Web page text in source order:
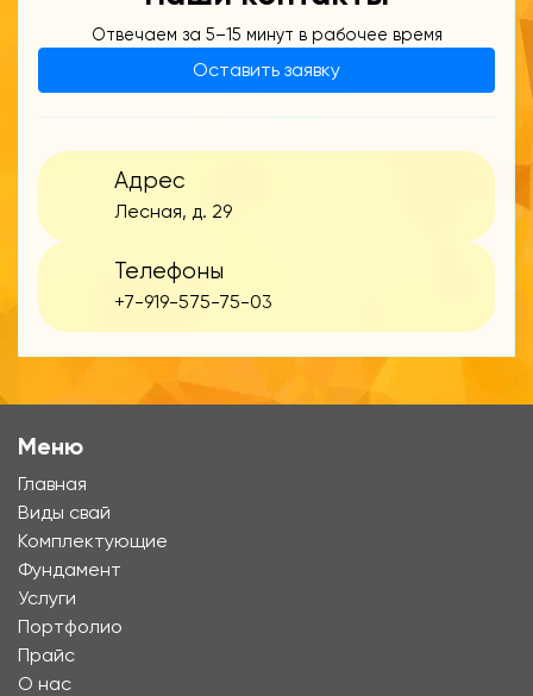
Отвечаем за 5–15 минут в рабочее время
Оставить заявку
Адрес
Лесная, д. 29
Телефоны
+7-919-575-75-03
Меню
Главная
Виды свай
Комплектующие
Фундамент
Услуги
Портфолио
Прайс
О нас